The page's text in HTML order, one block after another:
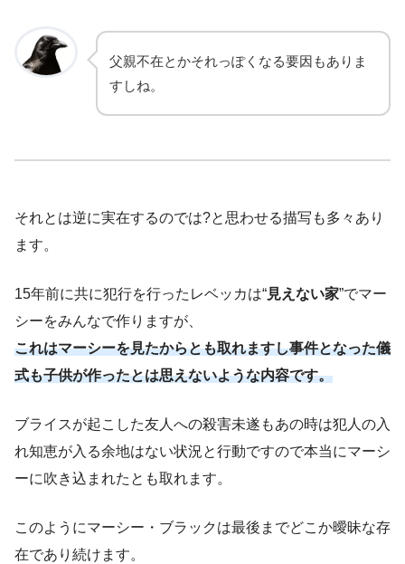
父親不在とかそれっぽくなる要因もありま
すしね。
それとは逆に実在するのでは?と思わせる描写も多々あり
ます。
15年前に共に犯行を行ったレベッカは“見えない家”でマー
シーをみんなで作りますが、
これはマーシーを見たからとも取れますし事件となった儀
式も子供が作ったとは思えないような内容です。
ブライスが起こした友人への殺害未遂もあの時は犯人の入
れ知恵が入る余地はない状況と行動ですので本当にマーシ
ーに吹き込まれたとも取れます。
このようにマーシー・ブラックは最後までどこか曖昧な存
在であり続けます。